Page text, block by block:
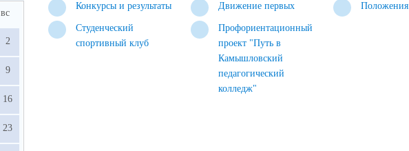
Конкурсы и результаты Движение первых Положения
Студенческий
спортивный клуб
Профориентационный
проект "Путь в
Камышловский
педагогический
колледж"
вс
2
9
16
23